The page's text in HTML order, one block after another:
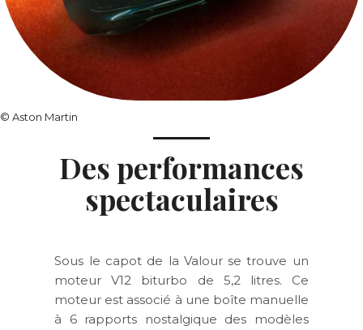
© Aston Martin
Des performances
spectaculaires
Sous le capot de la Valour se trouve un
moteur V12 biturbo de 5,2 litres. Ce
moteur est associé à une boîte manuelle
à 6 rapports nostalgique des modèles